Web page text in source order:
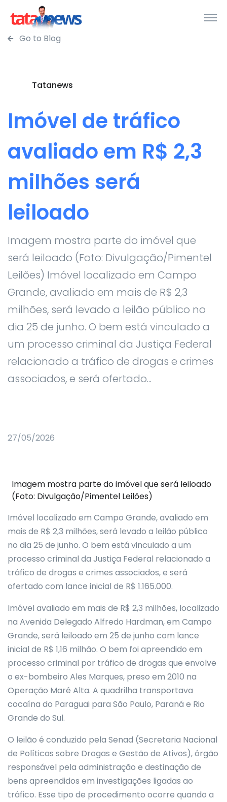
Go to Blog
Tatanews
Imóvel de tráfico
avaliado em R$ 2,3
milhões será
leiloado
Imagem mostra parte do imóvel que
será leiloado (Foto: Divulgação/Pimentel
Leilões) Imóvel localizado em Campo
Grande, avaliado em mais de R$ 2,3
milhões, será levado a leilão público no
dia 25 de junho. O bem está vinculado a
um processo criminal da Justiça Federal
relacionado a tráfico de drogas e crimes
associados, e será ofertado...
27/05/2026
Imagem mostra parte do imóvel que será leiloado
(Foto: Divulgação/Pimentel Leilões)
Imóvel localizado em Campo Grande, avaliado em
mais de R$ 2,3 milhões, será levado a leilão público
no dia 25 de junho. O bem está vinculado a um
processo criminal da Justiça Federal relacionado a
tráfico de drogas e crimes associados, e será
ofertado com lance inicial de R$ 1.165.000.
Imóvel avaliado em mais de R$ 2,3 milhões, localizado
na Avenida Delegado Alfredo Hardman, em Campo
Grande, será leiloado em 25 de junho com lance
inicial de R$ 1,16 milhão. O bem foi apreendido em
processo criminal por tráfico de drogas que envolve
o ex-bombeiro Ales Marques, preso em 2010 na
Operação Maré Alta. A quadrilha transportava
cocaína do Paraguai para São Paulo, Paraná e Rio
Grande do Sul.
O leilão é conduzido pela Senad (Secretaria Nacional
de Políticas sobre Drogas e Gestão de Ativos), órgão
responsável pela administração e destinação de
bens apreendidos em investigações ligadas ao
tráfico. Esse tipo de procedimento ocorre quando a